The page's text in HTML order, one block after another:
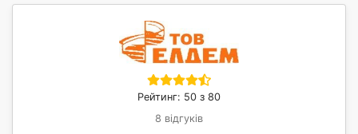
Рейтинг: 50 з 80
8 відгуків